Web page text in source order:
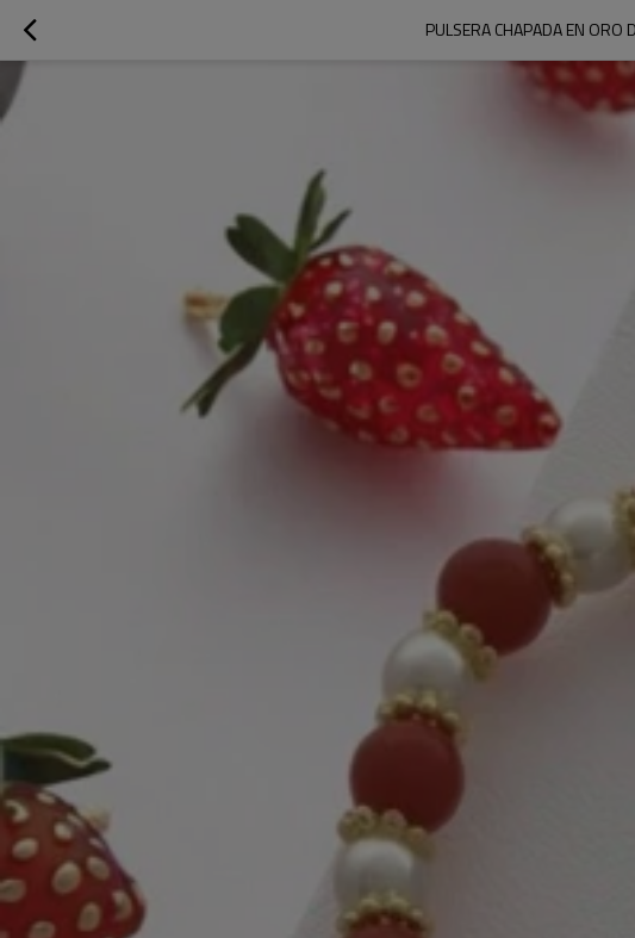
PULSERA CHAPADA EN ORO